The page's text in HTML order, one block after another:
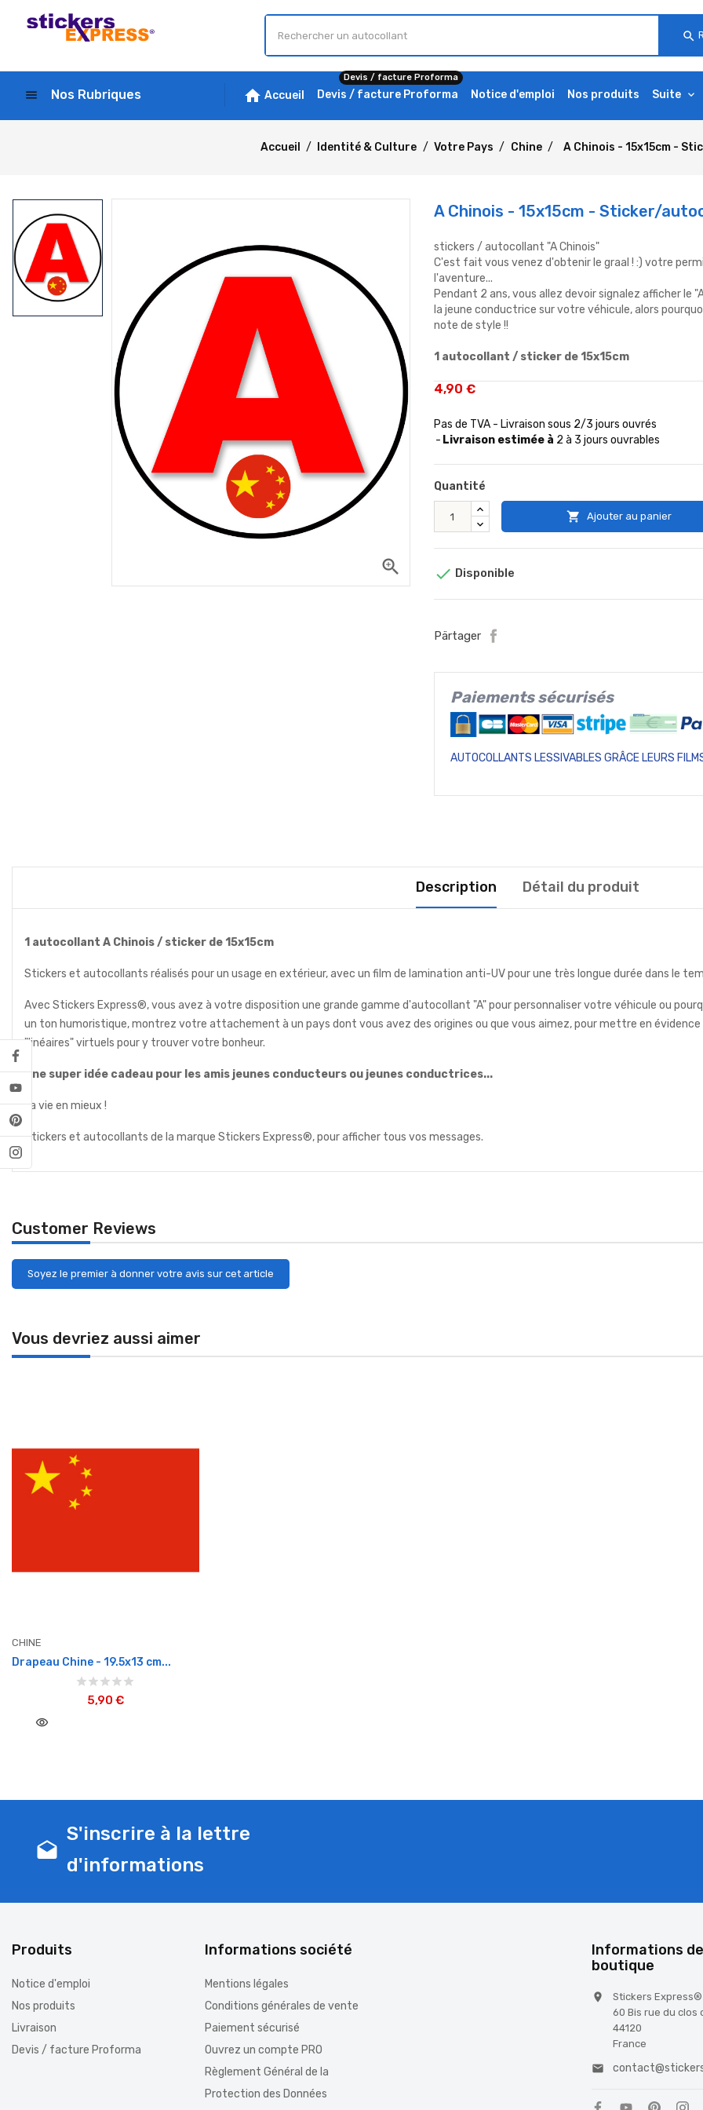
search
Nos Rubriques
menu home Accueil Devis / facture Proforma
Devis / facture Proforma
Notice d'emploi Nos produits Suite
Accueil Identité & Culture Votre Pays Chine A Chinois - 15x15cm -
zoom_in
A Chinois - 15x15cm - Sticker/
stickers / autocollant "A Chinois"
C'est fait vous venez d'obtenir le graal ! :) votre
l'aventure...
Pendant 2 ans, vous allez devoir signalez afficher le
la jeune conductrice sur votre véhicule, alors
note de style !!
1 autocollant / sticker de 15x15cm
4,90 €
Pas de TVA - Livraison sous 2/3 jours ouvrés
Livraison estimée à 2 à 3 jours ouvrables
Quantité
 Ajouter au panier
 Disponible
Pärtager
Paiements sécurisés
AUTOCOLLANTS LESSIVABLES GRÂCE LEURS
Description Détail du produit
1 autocollant A Chinois / sticker de 15x15cm
Stickers et autocollants réalisés pour un usage en extérieur, avec un film de lamination anti-UV pour une très longue durée dans le
Avec Stickers Express®, vous avez à votre disposition une grande gamme d'autocollant "A" pour personnaliser votre véhicule ou
un ton humoristique, montrez votre attachement à un pays dont vous avez des origines ou que vous aimez, pour mettre en
"linéaires" virtuels pour y trouver votre bonheur.
Une super idée cadeau pour les amis jeunes conducteurs ou jeunes conductrices...
La vie en mieux !
Stickers et autocollants de la marque Stickers Express®, pour afficher tous vos messages.
Customer Reviews
Soyez le premier à donner votre avis sur cet article
Vous devriez aussi aimer
CHINE
Drapeau Chine - 19.5x13 cm...
5,90 €
visibility
drafts
S'inscrire à la lettre
d'informations
Produits
Notice d'emploi
Nos produits
Livraison
Devis / facture Proforma
Informations société
Mentions légales
Conditions générales de vente
Paiement sécurisé
Ouvrez un compte PRO
Règlement Général de la
Protection des Données
Informations
boutique

Stickers Express®
60 Bis rue du clos
44120
France
